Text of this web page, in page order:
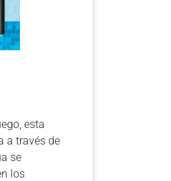
esta
a través de
se
los